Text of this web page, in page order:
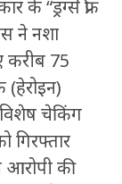
के “ड्रग्स फ्री
ने नशा
करीब 75
चेकिंग
गिरफ्तार
की